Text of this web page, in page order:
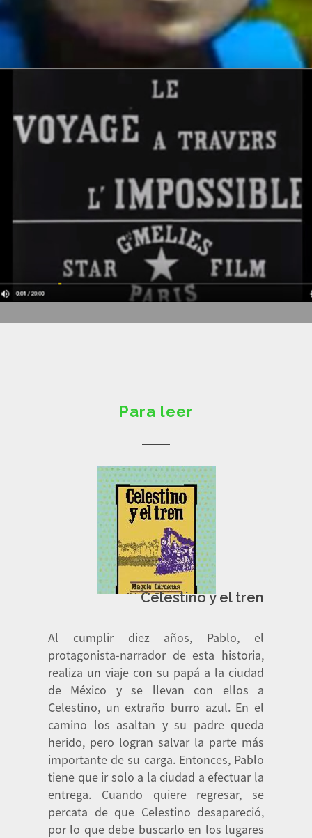
Para leer
Celestino y el tren
Al cumplir diez años, Pablo, el
protagonista-narrador de esta historia,
realiza un viaje con su papá a la ciudad
de México y se llevan con ellos a
Celestino, un extraño burro azul. En el
camino los asaltan y su padre queda
herido, pero logran salvar la parte más
importante de su carga. Entonces, Pablo
tiene que ir solo a la ciudad a efectuar la
entrega. Cuando quiere regresar, se
percata de que Celestino desapareció,
por lo que debe buscarlo en los lugares